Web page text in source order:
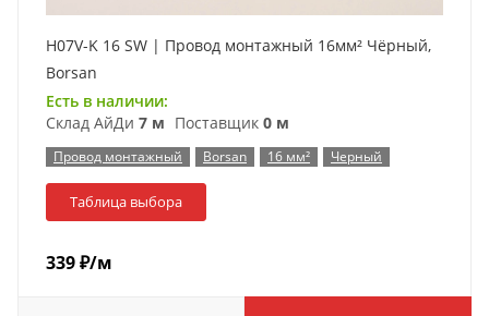
H07V-K 16 SW | Провод монтажный 16мм² Чёрный,
Borsan
Есть в наличии:
Склад АйДи 7 м Поставщик 0 м
Провод монтажный Borsan 16 мм² Черный
Таблица выбора
339₽/м